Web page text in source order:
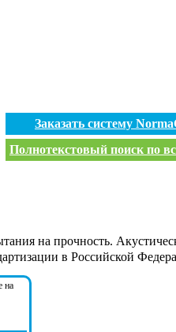
Заказать систему
Полнотекстовый поиск по
на прочность.
в Российской
на